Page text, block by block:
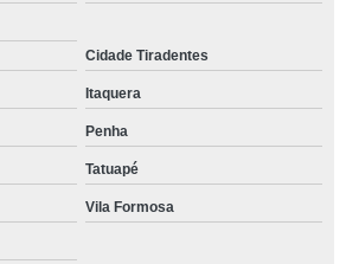
Cidade Tiradentes
Itaquera
Penha
Tatuapé
Vila Formosa